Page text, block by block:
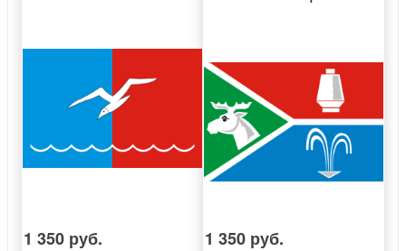
1 350 руб. 1 350 руб.